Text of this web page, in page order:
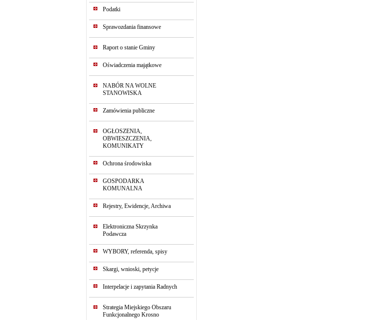
Podatki
Sprawozdania finansowe
Raport o stanie Gminy
Oświadczenia majątkowe
NABÓR NA WOLNE
STANOWISKA
Zamówienia publiczne
OGŁOSZENIA,
OBWIESZCZENIA,
KOMUNIKATY
Ochrona środowiska
GOSPODARKA
KOMUNALNA
Rejestry, Ewidencje, Archiwa
Elektroniczna Skrzynka
Podawcza
WYBORY, referenda, spisy
Skargi, wnioski, petycje
Interpelacje i zapytania Radnych
Strategia Miejskiego Obszaru
Funkcjonalnego Krosno